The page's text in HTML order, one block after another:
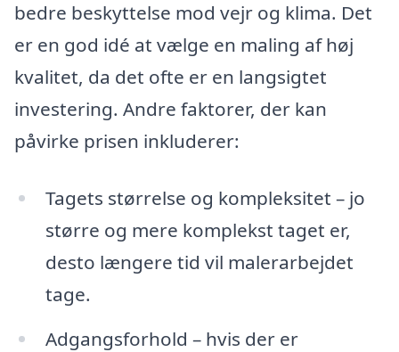
bedre beskyttelse mod vejr og klima. Det
er en god idé at vælge en maling af høj
kvalitet, da det ofte er en langsigtet
investering. Andre faktorer, der kan
påvirke prisen inkluderer:
Tagets størrelse og kompleksitet – jo
større og mere komplekst taget er,
desto længere tid vil malerarbejdet
tage.
Adgangsforhold – hvis der er